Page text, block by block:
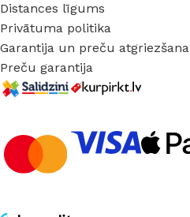
Distances līgums
Privātuma politika
Garantija un preču atgriezšana
Preču garantija